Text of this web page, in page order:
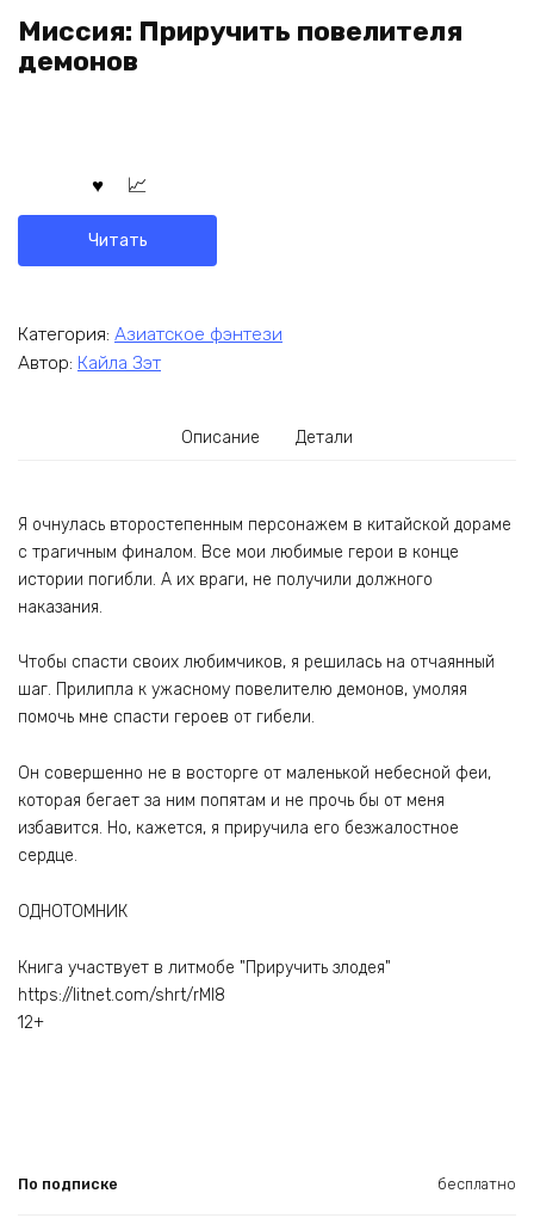
Миссия: Приручить повелителя
демонов
Читать
Категория: Азиатское фэнтези
Автор: Кайла Зэт
Описание Детали
Я очнулась второстепенным персонажем в китайской дораме
с трагичным финалом. Все мои любимые герои в конце
истории погибли. А их враги, не получили должного
наказания.
Чтобы спасти своих любимчиков, я решилась на отчаянный
шаг. Прилипла к ужасному повелителю демонов, умоляя
помочь мне спасти героев от гибели.
Он совершенно не в восторге от маленькой небесной феи,
которая бегает за ним попятам и не прочь бы от меня
избавится. Но, кажется, я приручила его безжалостное
сердце.
ОДНОТОМНИК
Книга участвует в литмобе "Приручить злодея"
https://litnet.com/shrt/rMl8
12+
По подписке бесплатно